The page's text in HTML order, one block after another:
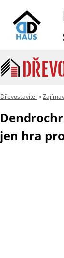
Dřevostavitel »
jen hra